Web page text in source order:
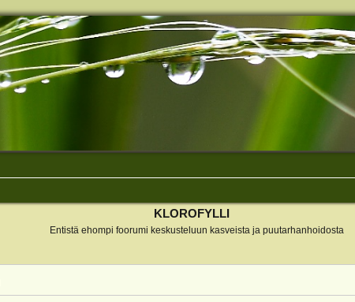
KLOROFYLLI
Entistä ehompi foorumi keskusteluun kasveista ja puutarhanhoidosta